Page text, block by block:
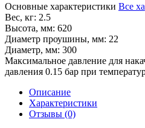
Основные характеристики Все
Вес, кг: 2.5
Высота, мм: 620
Диаметр проушины, мм: 22
Диаметр, мм: 300
Максимальное давление для
давления 0.15 бар при
Описание
Характеристики
Отзывы (0)